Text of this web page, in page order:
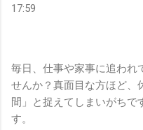
17:59
毎日、仕事や家事に追われ
せんか？真面目な方ほど、
間」と捉えてしまいがちで
す。